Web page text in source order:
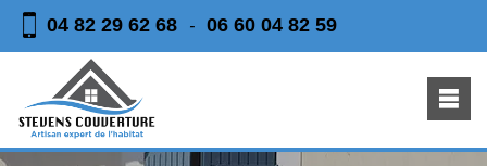
04 82 29 62 68 - 06 60 04 82 59